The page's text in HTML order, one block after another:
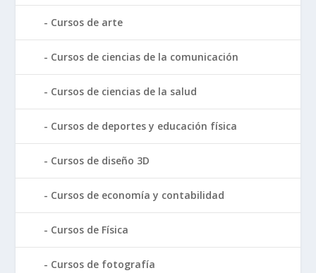
Cursos de arte
Cursos de ciencias de la comunicación
Cursos de ciencias de la salud
Cursos de deportes y educación física
Cursos de diseño 3D
Cursos de economía y contabilidad
Cursos de Física
Cursos de fotografía